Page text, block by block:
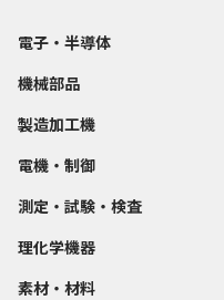
電子・半導体
機械部品
製造加工機
電機・制御
測定・試験・検査
理化学機器
素材・材料